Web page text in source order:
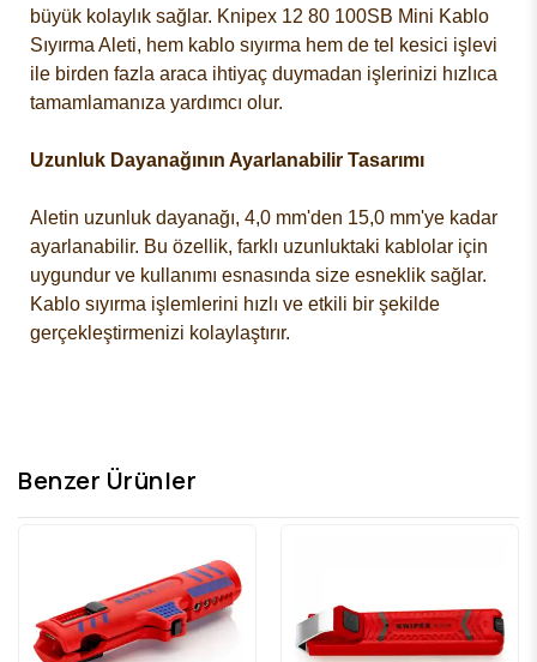
büyük kolaylık sağlar. Knipex 12 80 100SB Mini Kablo
Sıyırma Aleti, hem kablo sıyırma hem de tel kesici işlevi
ile birden fazla araca ihtiyaç duymadan işlerinizi hızlıca
tamamlamanıza yardımcı olur.
Uzunluk Dayanağının Ayarlanabilir Tasarımı
Aletin uzunluk dayanağı, 4,0 mm'den 15,0 mm'ye kadar
ayarlanabilir. Bu özellik, farklı uzunluktaki kablolar için
uygundur ve kullanımı esnasında size esneklik sağlar.
Kablo sıyırma işlemlerini hızlı ve etkili bir şekilde
gerçekleştirmenizi kolaylaştırır.
Benzer Ürünler